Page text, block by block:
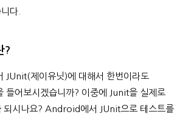
다.
?
JUnit(제이유닛)에 대해서 한번이라도
들어보시겠습니까? 이중에 Junit을 실제로
되시나요? Android에서 JUnit으로 테스트를